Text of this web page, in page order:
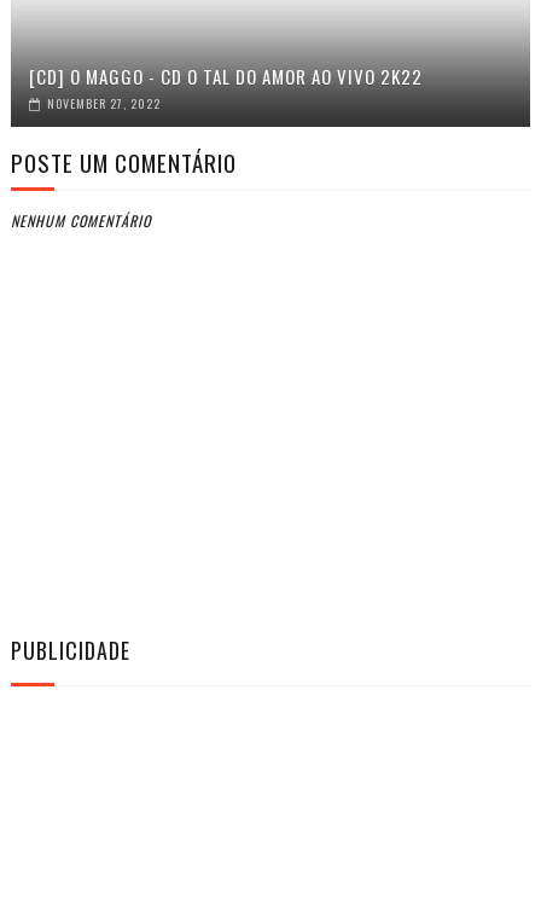
[CD] O MAGGO - CD O TAL DO AMOR AO VIVO 2K22
NOVEMBER 27, 2022
POSTE UM COMENTÁRIO
NENHUM COMENTÁRIO
PUBLICIDADE